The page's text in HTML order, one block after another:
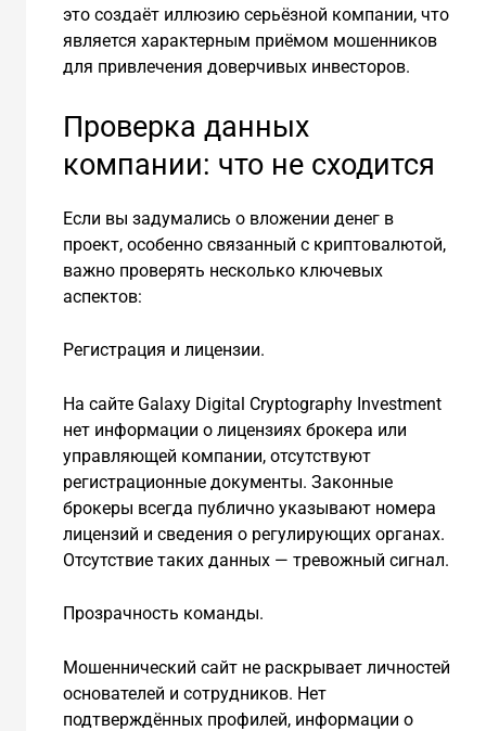
это создаёт иллюзию серьёзной компании, что
является характерным приёмом мошенников
для привлечения доверчивых инвесторов.
Проверка данных
компании: что не сходится
Если вы задумались о вложении денег в
проект, особенно связанный с криптовалютой,
важно проверять несколько ключевых
аспектов:
Регистрация и лицензии.
На сайте Galaxy Digital Cryptography Investment
нет информации о лицензиях брокера или
управляющей компании, отсутствуют
регистрационные документы. Законные
брокеры всегда публично указывают номера
лицензий и сведения о регулирующих органах.
Отсутствие таких данных — тревожный сигнал.
Прозрачность команды.
Мошеннический сайт не раскрывает личностей
основателей и сотрудников. Нет
подтверждённых профилей, информации о